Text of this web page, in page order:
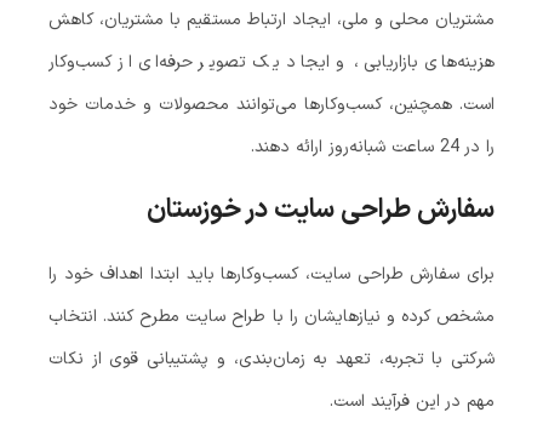
مشتریان محلی و ملی، ایجاد ارتباط مستقیم با مشتریان، کاهش
هزینه‌های بازاریابی، و ایجاد یک تصویر حرفه‌ای از کسب‌وکار
است. همچنین، کسب‌وکارها می‌توانند محصولات و خدمات خود
را در 24 ساعت شبانه‌روز ارائه دهند.
سفارش طراحی سایت در خوزستان
برای سفارش طراحی سایت، کسب‌وکارها باید ابتدا اهداف خود را
مشخص کرده و نیازهایشان را با طراح سایت مطرح کنند. انتخاب
شرکتی با تجربه، تعهد به زمان‌بندی، و پشتیبانی قوی از نکات
مهم در این فرآیند است.